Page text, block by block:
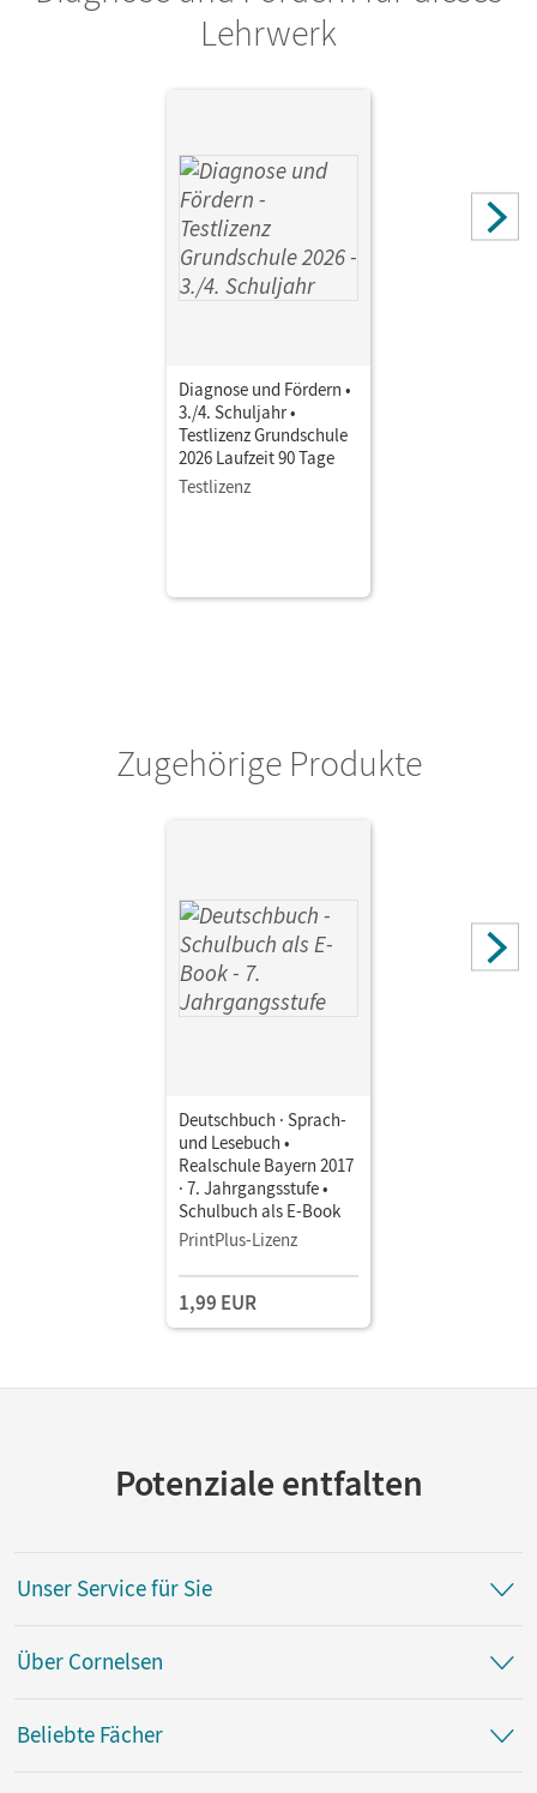
Kroiß, Renate; Stich, Petra
Scharwies, Kerstin; Heugel, Judith; Klingelhöfer, Franziska;
Prell, Monika; Haida, Dennis; Zwengauer, Anja; Wolf,
Lehrwerk
Diagnose und Fördern •
3./4. Schuljahr •
Testlizenz Grundschule
2026 Laufzeit 90 Tage
Testlizenz
Zugehörige Produkte
Deutschbuch · Sprach-
und Lesebuch •
Realschule Bayern 2017
· 7. Jahrgangsstufe •
Schulbuch als E-Book
PrintPlus-Lizenz
1,99 EUR
Potenziale entfalten
Unser Service für Sie
Über Cornelsen
Beliebte Fächer